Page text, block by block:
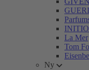
INITIO
La Mer
Tom
Ny